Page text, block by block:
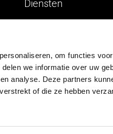
om functies
we informatie over uw
analyse. Deze partners
of die ze hebben
Diensten